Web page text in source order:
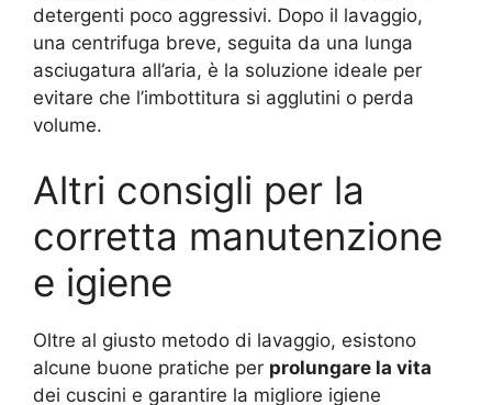
detergenti poco aggressivi. Dopo il lavaggio,
una centrifuga breve, seguita da una lunga
asciugatura all’aria, è la soluzione ideale per
evitare che l’imbottitura si agglutini o perda
volume.
Altri consigli per la
corretta manutenzione
e igiene
Oltre al giusto metodo di lavaggio, esistono
alcune buone pratiche per prolungare la vita
dei cuscini e garantire la migliore igiene